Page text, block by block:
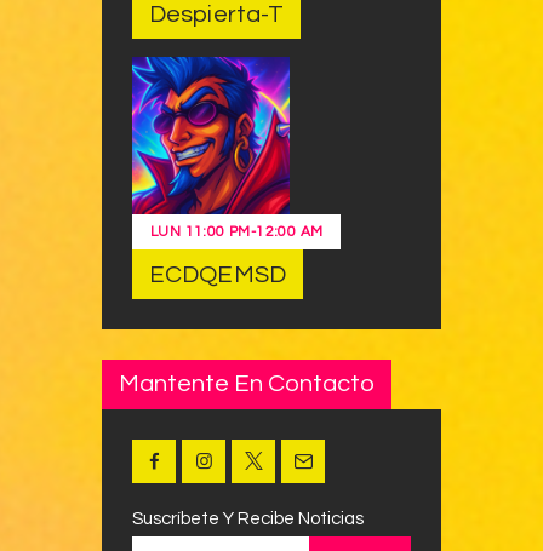
Despierta-T
LUN 11:00 PM-12:00 AM
ECDQEMSD
Mantente En Contacto
Suscríbete Y Recibe Noticias